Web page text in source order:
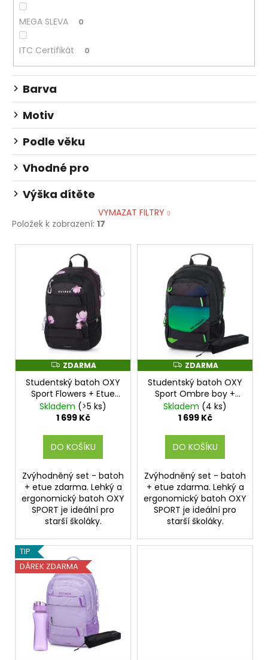
MEGA SLEVA 0
ITC Certifikát 0
Barva
Motiv
Podle věku
Vhodné pro
Výška dítěte
VYMAZAT FILTRY
Položek k zobrazení: 17
V
o
d
Z
D
A
R
M
A
ZDARMA
Studentský batoh OXY
Sport Flowers + Etue
zdarma
Skladem (>5 ks)
1 699 Kč
DO KOŠÍKU
Zvýhodněný set - batoh
+ etue zdarma. Lehký a
ergonomický batoh OXY
SPORT je ideální pro
starší školáky.
Z
D
A
R
M
A
ZDARMA
Studentský batoh OXY
Sport Ombre boy +
Etue zdarma
Skladem (4 ks)
1 699 Kč
DO KOŠÍKU
Zvýhodněný set - batoh
+ etue zdarma. Lehký a
ergonomický batoh OXY
SPORT je ideální pro
starší školáky.
TIP
DÁREK ZDARMA
STUDENTSKÝ
BATOH
OXY
SCOOLER
GRAFFITI
PINK
1
449
Kč